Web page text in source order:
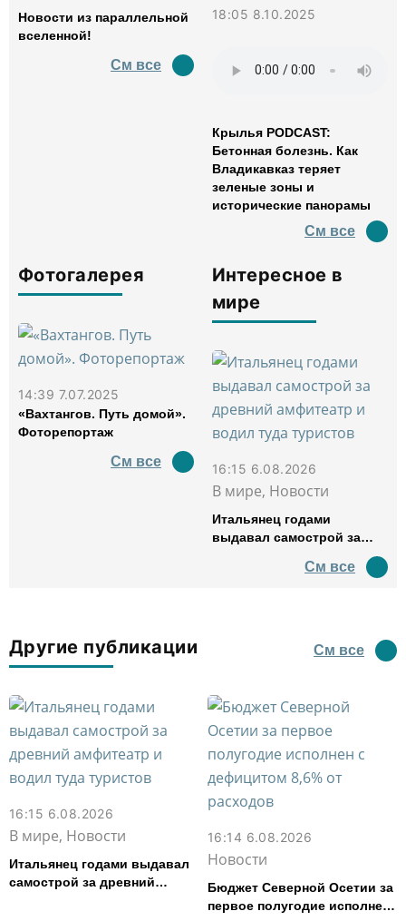
Новости из параллельной
вселенной!
См все
18:05 8.10.2025
Крылья PODCAST:
Бетонная болезнь. Как
Владикавказ теряет
зеленые зоны и
исторические панорамы
См все
Фотогалерея
14:39 7.07.2025
«Вахтангов. Путь домой».
Фоторепортаж
См все
Интересное в
мире
16:15 6.08.2026
В мире, Новости
Итальянец годами
выдавал самострой за
водил туда туристов
См все
Другие публикации См все
16:15 6.08.2026
В мире, Новости
Итальянец годами выдавал
самострой за древний
16:14 6.08.2026
Новости
Бюджет Северной Осетии за
первое полугодие исполнен